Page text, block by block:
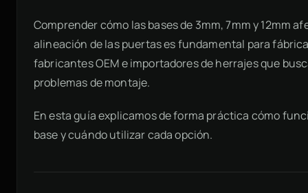
Comprender cómo las bases de 3mm, 7mm y 12mm
alineación de las puertas es fundamental para
fabricantes OEM e importadores de herrajes que
problemas de montaje.
En esta guía explicamos de forma práctica cómo
base y cuándo utilizar cada opción.